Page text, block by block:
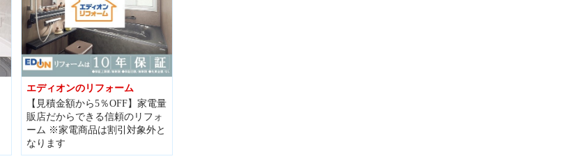
エディオンのリフォーム
【見積金額から5％OFF】家電量
販店だからできる信頼のリフォ
ーム ※家電商品は割引対象外と
なります